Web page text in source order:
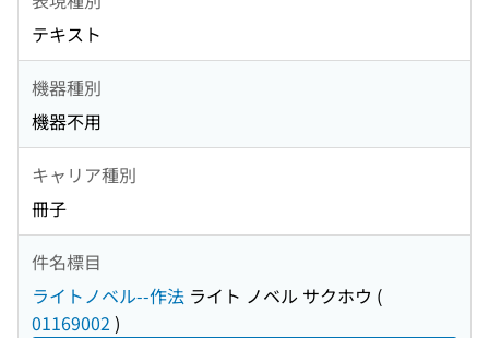
テキスト
機器種別
機器不用
キャリア種別
冊子
件名標目
ライトノベル--作法 ライト ノベル サクホウ (
01169002 )